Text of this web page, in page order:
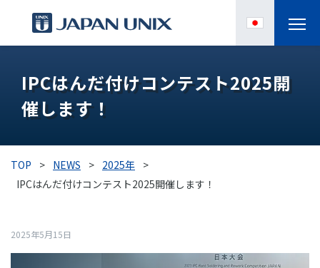
IPC
導入事例
各種サポート
IPCはんだ付けコンテスト2025開
催します！
TOP > NEWS > 2025年 >
IPCはんだ付けコンテスト2025開催します！
2025年5月15日